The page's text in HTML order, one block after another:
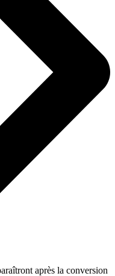
après la conversion